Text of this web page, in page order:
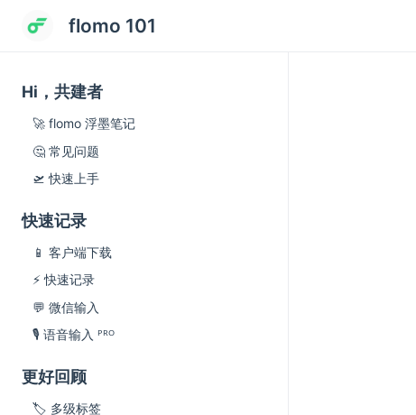
flomo 101
Hi，共建者
🚀 flomo 浮墨笔记
🤔 常见问题
🛫 快速上手
快速记录
📱 客户端下载
⚡️ 快速记录
💬 微信输入
🎙️ 语音输入 ᴾᴿᴼ
更好回顾
🏷 多级标签